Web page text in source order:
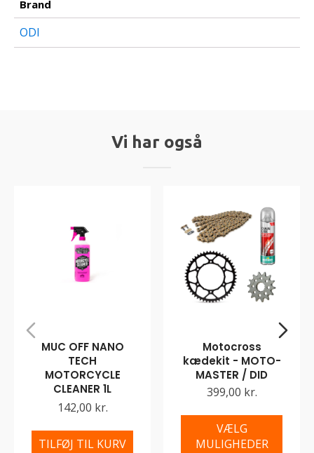
Brand
ODI
Vi har også
MUC OFF NANO
TECH
MOTORCYCLE
CLEANER 1L
142,00 kr.
TILFØJ TIL KURV
Motocross
kædekit - MOTO-
MASTER / DID
399,00 kr.
VÆLG
MULIGHEDER